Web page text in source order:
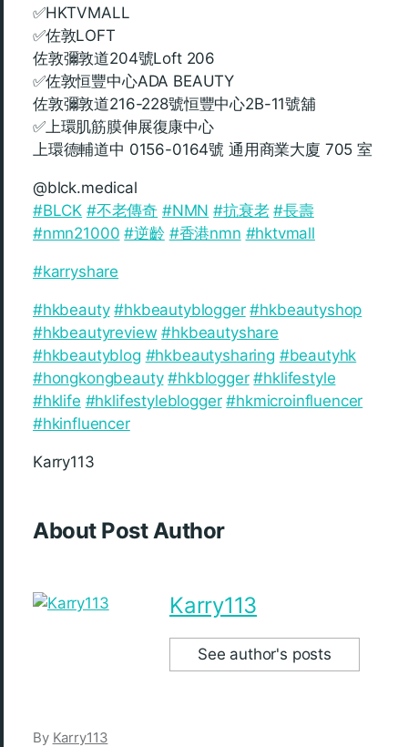
✅HKTVMALL
✅佐敦LOFT
佐敦彌敦道204號Loft 206
✅佐敦恒豐中心ADA BEAUTY
佐敦彌敦道216-228號恒豐中心2B-11號舖
✅上環肌筋膜伸展復康中心
上環德輔道中 0156-0164號 通用商業大廈 705 室
@blck.medical
#BLCK #不老傳奇 #NMN #抗衰老 #長壽
#nmn21000 #逆齡 #香港nmn #hktvmall
#karryshare
#hkbeauty #hkbeautyblogger #hkbeautyshop
#hkbeautyreview #hkbeautyshare
#hkbeautyblog #hkbeautysharing #beautyhk
#hongkongbeauty #hkblogger #hklifestyle
#hklife #hklifestyleblogger #hkmicroinfluencer
#hkinfluencer
Karry113
About Post Author
Karry113
See author's posts
By Karry113